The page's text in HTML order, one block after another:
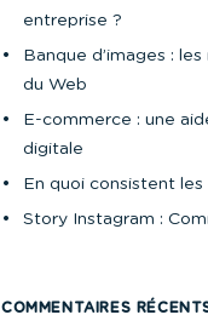
entreprise ?
Banque d’images :
du Web
E-commerce : une
digitale
En quoi consistent les
Story Instagram :
COMMENTAIRES